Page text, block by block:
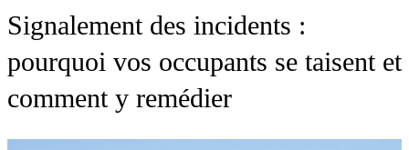
Signalement des incidents :
pourquoi vos occupants se taisent et
comment y remédier